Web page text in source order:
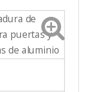
de
puertas y
de aluminio